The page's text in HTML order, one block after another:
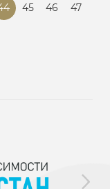
45 46
47